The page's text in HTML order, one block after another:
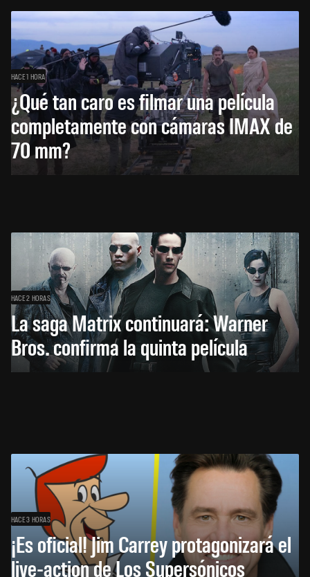
HACE 1 HORA
¿Qué tan caro es filmar una película
completamente con cámaras IMAX de
70 mm?
HACE 2 HORAS
La saga Matrix continuará: Warner
Bros. confirma la quinta película
HACE 3 HORAS
¡Es oficial! Jim Carrey protagonizará el
live-action de Los Supersónicos